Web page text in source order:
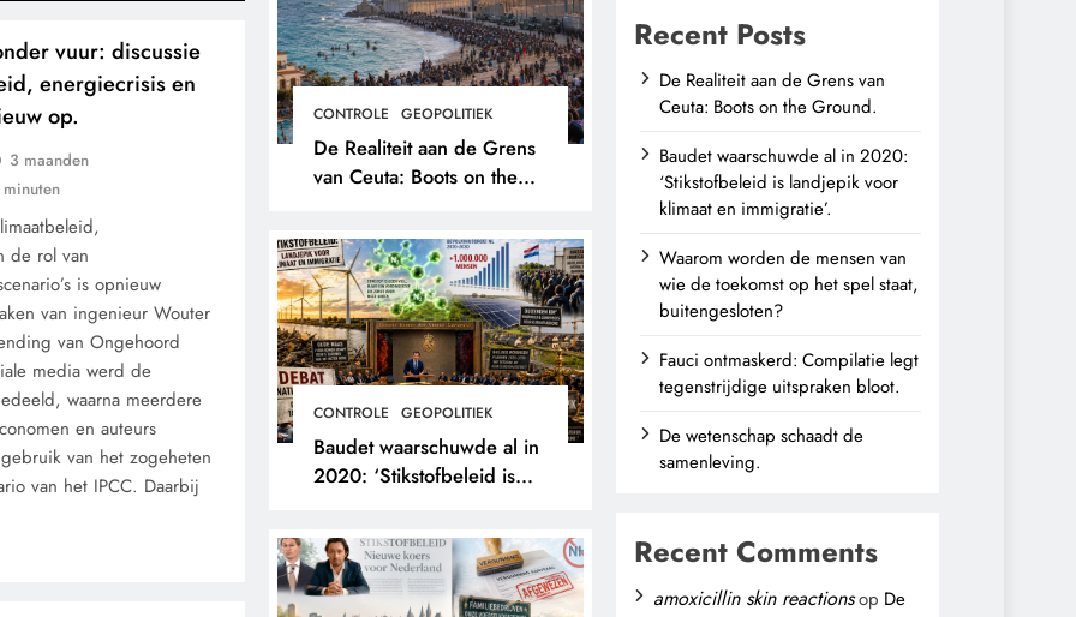
CONTROLE GEOPOLITIEK
De Realiteit aan de Grens
van Ceuta: Boots on the
CONTROLE GEOPOLITIEK
Baudet waarschuwde al in
2020: ‘Stikstofbeleid is
immigratie’.
vuur: discussie
energiecrisis en
op.
3 maanden
minuten
de rol van
is opnieuw
van ingenieur Wouter
van Ongehoord
media werd de
waarna meerdere
en auteurs
van het zogeheten
van het IPCC. Daarbij
Recent Posts
De Realiteit aan de Grens van
Ceuta: Boots on the Ground.
Baudet waarschuwde al in 2020:
‘Stikstofbeleid is landjepik voor
klimaat en immigratie’.
Waarom worden de mensen van
wie de toekomst op het spel staat,
buitengesloten?
Fauci ontmaskerd: Compilatie legt
tegenstrijdige uitspraken bloot.
De wetenschap schaadt de
samenleving.
Recent Comments
amoxicillin skin reactionsop De